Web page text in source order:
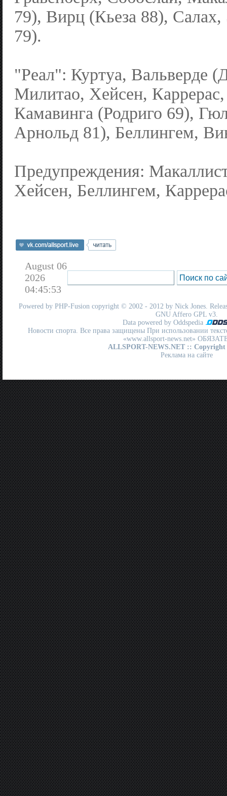
79), Вирц (Кьеза 88),
79).
"Реал": Куртуа, Вальверде
Милитао, Хейсен,
Камавинга (Родриго 69),
Арнольд 81), Беллингем,
Предупреждения:
Хейсен, Беллингем,
August 06
2026
04:45:53
Powered by PHP-Fusion copyright © 2002 - 2012 by Nick Jones.
GNU Affero GPL v3.
Data powered by Oddspedia
Новости спорта. Все права защищены При использовании
«www.allsport-news.net»
ALLSPORT-NEWS.NET :: Copyright
Реклама на сайте